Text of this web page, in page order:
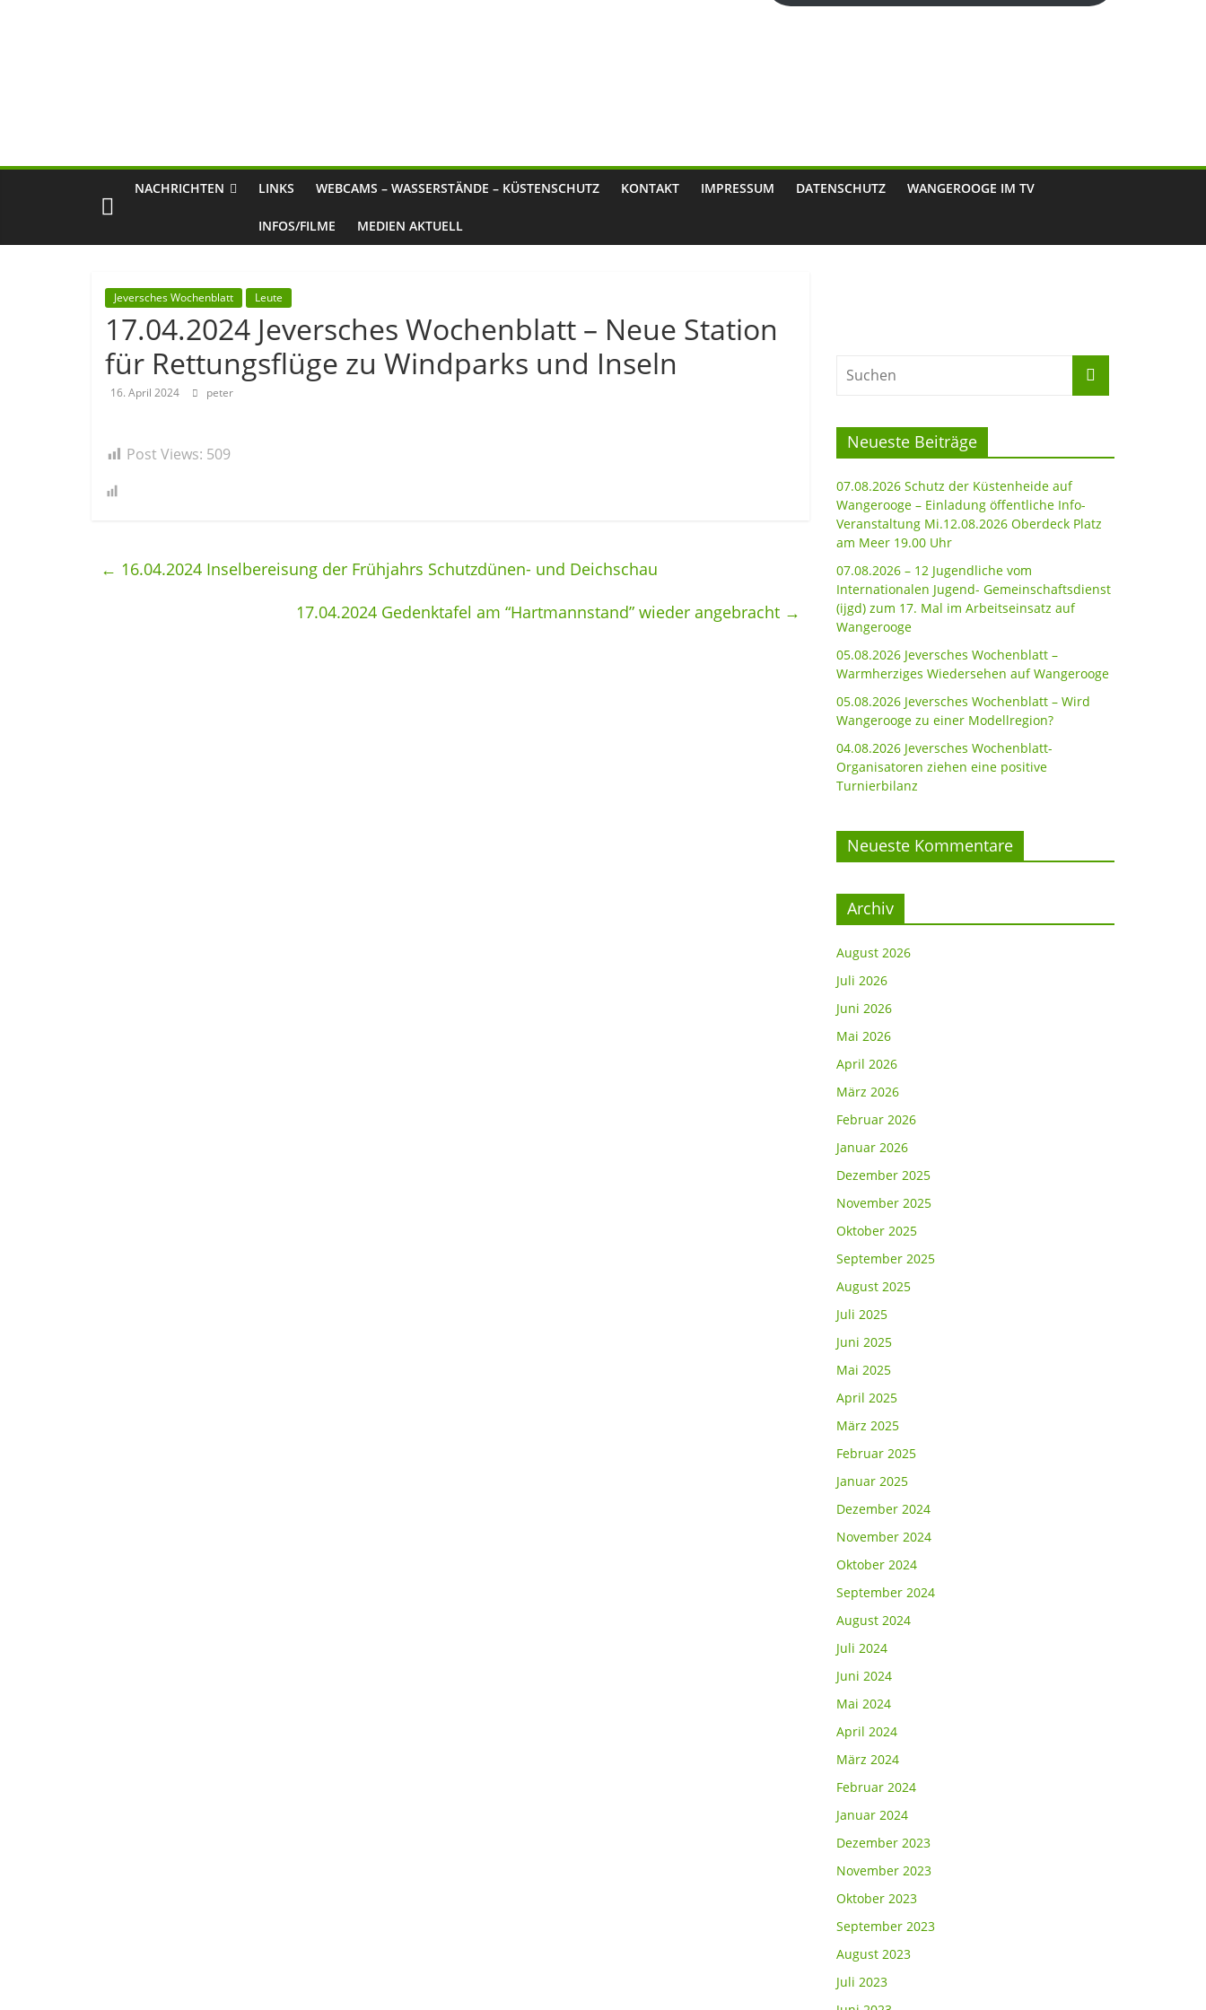
NACHRICHTEN LINKS WEBCAMS – WASSERSTÄNDE – KÜSTENSCHUTZ KONTAKT IMPRESSUM DATENSCHUTZ WANGEROOGE IM TV
INFOS/FILME MEDIEN AKTUELL
Jeversches Wochenblatt Leute
17.04.2024 Jeversches Wochenblatt – Neue Station
für Rettungsflüge zu Windparks und Inseln
16. April 2024 peter
Post Views: 509
← 16.04.2024 Inselbereisung der Frühjahrs Schutzdünen- und Deichschau
17.04.2024 Gedenktafel am “Hartmannstand” wieder angebracht →
Neueste Beiträge
07.08.2026 Schutz der Küstenheide auf
Wangerooge – Einladung öffentliche Info-
Veranstaltung Mi.12.08.2026 Oberdeck Platz
am Meer 19.00 Uhr
07.08.2026 – 12 Jugendliche vom
Internationalen Jugend- Gemeinschaftsdienst
(ijgd) zum 17. Mal im Arbeitseinsatz auf
Wangerooge
05.08.2026 Jeversches Wochenblatt –
Warmherziges Wiedersehen auf Wangerooge
05.08.2026 Jeversches Wochenblatt – Wird
Wangerooge zu einer Modellregion?
04.08.2026 Jeversches Wochenblatt-
Organisatoren ziehen eine positive
Turnierbilanz
Neueste Kommentare
Archiv
August 2026
Juli 2026
Juni 2026
Mai 2026
April 2026
März 2026
Februar 2026
Januar 2026
Dezember 2025
November 2025
Oktober 2025
September 2025
August 2025
Juli 2025
Juni 2025
Mai 2025
April 2025
März 2025
Februar 2025
Januar 2025
Dezember 2024
November 2024
Oktober 2024
September 2024
August 2024
Juli 2024
Juni 2024
Mai 2024
April 2024
März 2024
Februar 2024
Januar 2024
Dezember 2023
November 2023
Oktober 2023
September 2023
August 2023
Juli 2023